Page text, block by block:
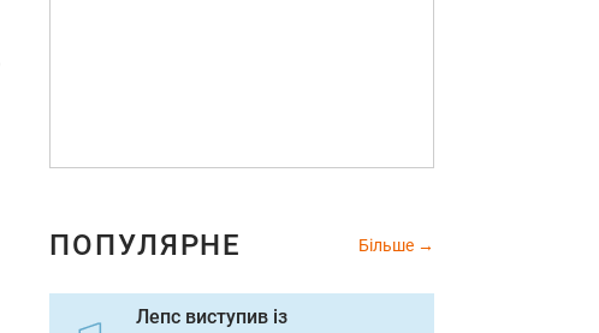
ПОПУЛЯРНЕ Більше
Лепс виступив із